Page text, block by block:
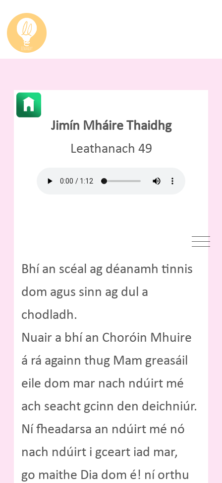
Jimín Mháire Thaidhg
Leathanach 49
Bhí an scéal ag déanamh tinnis
dom agus sinn ag dul a
chodladh.
Nuair a bhí an Choróin Mhuire
á rá againn thug Mam greasáil
eile dom mar nach ndúirt mé
ach seacht gcinn den deichniúr.
Ní fheadarsa an ndúirt mé nó
nach ndúirt i gceart iad mar,
go maithe Dia dom é! ní orthu